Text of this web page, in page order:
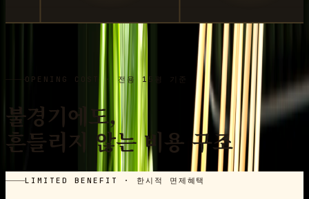
OPENING COST · 전용 15평 기준
불경기에도,
흔들리지 않는 비용 구조
LIMITED BENEFIT · 한시적 면제혜택